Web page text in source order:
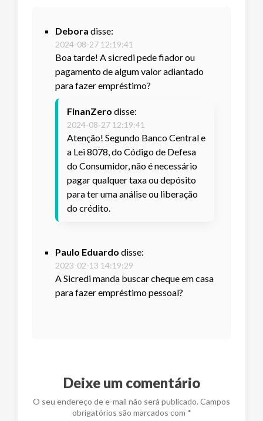
Debora disse:
2024-08-27 12:19:41
Boa tarde! A sicredi pede fiador ou
pagamento de algum valor adiantado
para fazer empréstimo?
FinanZero disse:
2024-08-27 12:19:41
Atenção! Segundo Banco Central e
a Lei 8078, do Código de Defesa
do Consumidor, não é necessário
pagar qualquer taxa ou depósito
para ter uma análise ou liberação
do crédito.
Paulo Eduardo disse:
2023-02-13 14:19:29
A Sicredi manda buscar cheque em casa
para fazer empréstimo pessoal?
Deixe um comentário
O seu endereço de e-mail não será publicado. Campos
obrigatórios são marcados com *